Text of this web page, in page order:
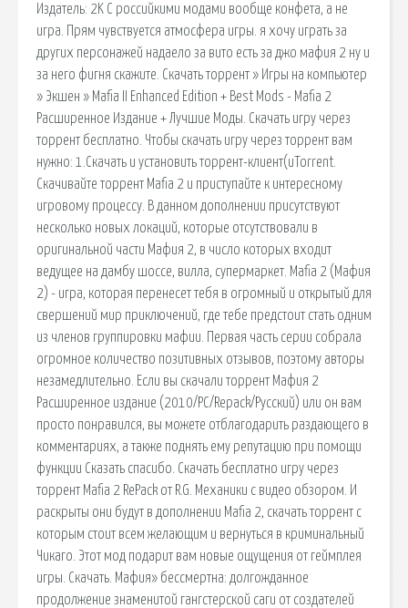
Издатель: 2K С российкими модами вообще конфета, а не
игра. Прям чувствуется атмосфера игры. я хочу играть за
других персонажей надаело за вито есть за джо мафия 2 ну и
за него фигня скажите. Скачать торрент » Игры на компьютер
» Экшен » Mafia II Enhanced Edition + Best Mods - Mafia 2
Расширенное Издание + Лучшие Моды. Скачать игру через
торрент бесплатно. Чтобы скачать игру через торрент вам
нужно: 1.Скачать и установить торрент-клиент(uTorrent.
Скачивайте торрент Mafia 2 и приступайте к интересному
игровому процессу. В данном дополнении присутствуют
несколько новых локаций, которые отсутствовали в
оригинальной части Мафия 2, в число которых входит
ведущее на дамбу шоссе, вилла, супермаркет. Mafia 2 (Мафия
2) - игра, которая перенесет тебя в огромный и открытый для
свершений мир приключений, где тебе предстоит стать одним
из членов группировки мафии. Первая часть серии собрала
огромное количество позитивных отзывов, поэтому авторы
незамедлительно. Если вы скачали торрент Мафия 2
Расширенное издание (2010/PC/Repack/Русский) или он вам
просто понравился, вы можете отблагодарить раздающего в
комментариях, а также поднять ему репутацию при помощи
функции Сказать спасибо. Скачать бесплатно игру через
торрент Mafia 2 RePack от R.G. Механики с видео обзором. И
раскрыты они будут в дополнении Mafia 2, скачать торрент с
которым стоит всем желающим и вернуться в криминальный
Чикаго. Этот мод подарит вам новые ощущения от геймплея
игры. Скачать. Мафия» бессмертна: долгожданное
продолжение знаменитой гангстерской саги от создателей